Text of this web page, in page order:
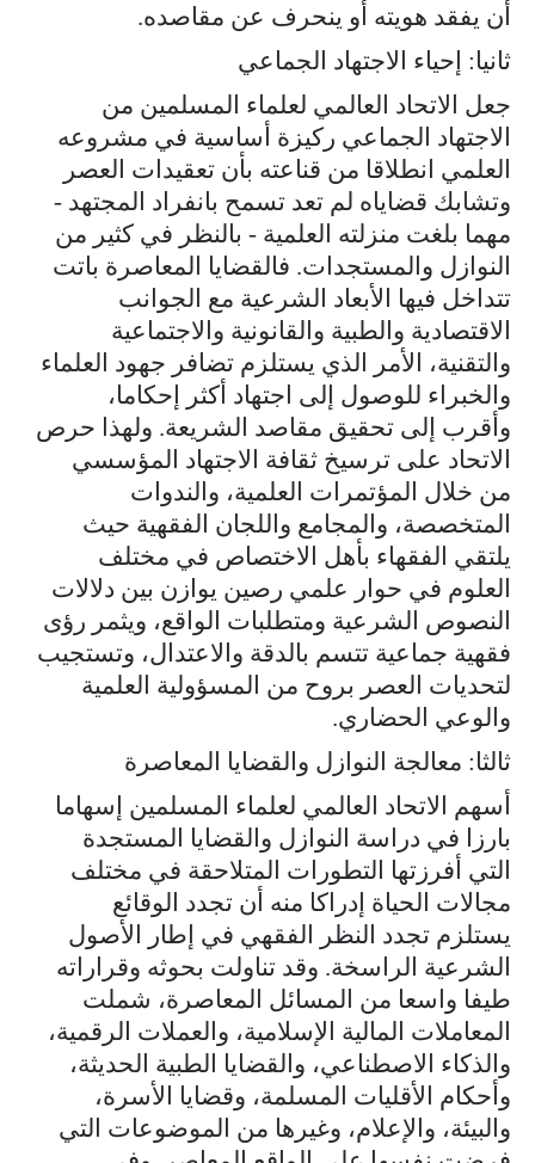
أن يفقد هويته أو ينحرف عن مقاصده.
ثانيا: إحياء الاجتهاد الجماعي
جعل الاتحاد العالمي لعلماء المسلمين من
الاجتهاد الجماعي ركيزة أساسية في مشروعه
العلمي انطلاقا من قناعته بأن تعقيدات العصر
وتشابك قضاياه لم تعد تسمح بانفراد المجتهد -
مهما بلغت منزلته العلمية - بالنظر في كثير من
النوازل والمستجدات. فالقضايا المعاصرة باتت
تتداخل فيها الأبعاد الشرعية مع الجوانب
الاقتصادية والطبية والقانونية والاجتماعية
والتقنية، الأمر الذي يستلزم تضافر جهود العلماء
والخبراء للوصول إلى اجتهاد أكثر إحكاما،
وأقرب إلى تحقيق مقاصد الشريعة. ولهذا حرص
الاتحاد على ترسيخ ثقافة الاجتهاد المؤسسي
من خلال المؤتمرات العلمية، والندوات
المتخصصة، والمجامع واللجان الفقهية حيث
يلتقي الفقهاء بأهل الاختصاص في مختلف
العلوم في حوار علمي رصين يوازن بين دلالات
النصوص الشرعية ومتطلبات الواقع، ويثمر رؤى
فقهية جماعية تتسم بالدقة والاعتدال، وتستجيب
لتحديات العصر بروح من المسؤولية العلمية
والوعي الحضاري.
ثالثا: معالجة النوازل والقضايا المعاصرة
أسهم الاتحاد العالمي لعلماء المسلمين إسهاما
بارزا في دراسة النوازل والقضايا المستجدة
التي أفرزتها التطورات المتلاحقة في مختلف
مجالات الحياة إدراكا منه أن تجدد الوقائع
يستلزم تجدد النظر الفقهي في إطار الأصول
الشرعية الراسخة. وقد تناولت بحوثه وقراراته
طيفا واسعا من المسائل المعاصرة، شملت
المعاملات المالية الإسلامية، والعملات الرقمية،
والذكاء الاصطناعي، والقضايا الطبية الحديثة،
وأحكام الأقليات المسلمة، وقضايا الأسرة،
والبيئة، والإعلام، وغيرها من الموضوعات التي